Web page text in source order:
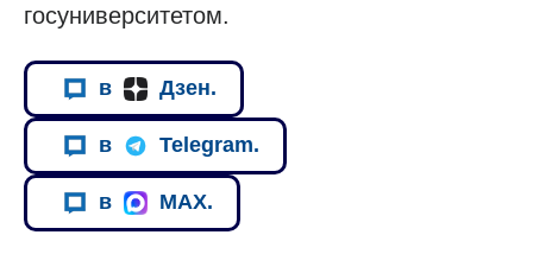
госуниверситетом.
в Дзен.
в Telegram.
в MAX.